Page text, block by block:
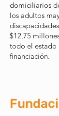
domiciliarios
los adultos
$12,75
todo el estado
financiación.